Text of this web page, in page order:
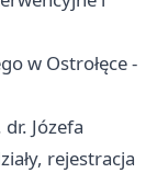
w Ostrołęce -
Józefa
rejestracja